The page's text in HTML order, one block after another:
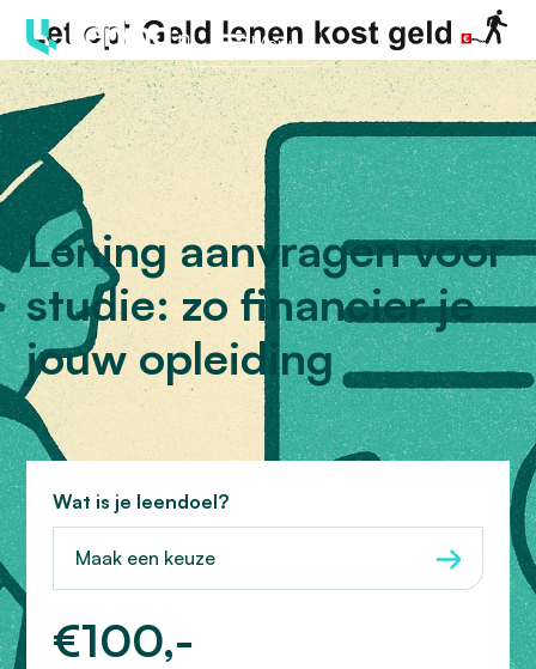
Menu
Lening aanvragen voor
studie: zo financier je
jouw opleiding
Wat is je leendoel?
Maak een keuze
€100,-
Hoeveel wilt u lenen?